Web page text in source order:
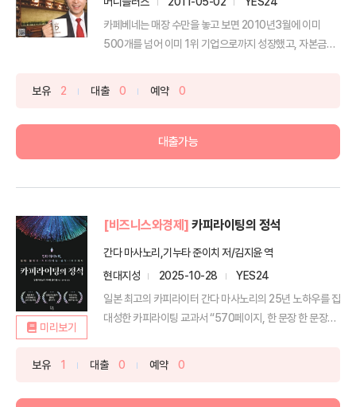
카페베네는 매장 수만을 놓고 보면 2010년3월에 이미
500개를 넘어 이미 1위 기업으로까지 성장했고, 자본금
보유 2 대출 0 예약 0
대출가능
미리보기
[비즈니스와경제] 카피라이팅의 정석
간다 마사노리,기누타 준이치 저/김지윤 역
현대지성
2025-10-28
YES24
일본 최고의 카피라이터 간다 마사노리의 25년 노하우를 집
대성한 카피라이팅 교과서 “570페이지, 한 문장 한 문장
보유 1 대출 0 예약 0